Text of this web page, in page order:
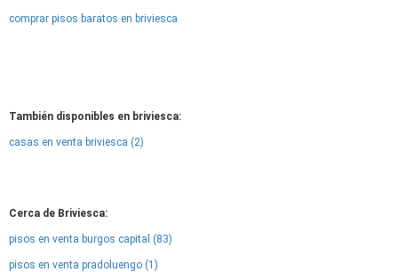
comprar pisos baratos en briviesca
También disponibles en briviesca:
casas en venta briviesca (2)
Cerca de Briviesca:
pisos en venta burgos capital (83)
pisos en venta pradoluengo (1)